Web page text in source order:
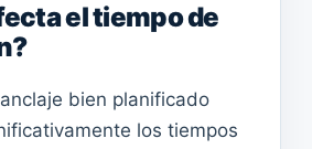
el tiempo de
bien planificado
los tiempos